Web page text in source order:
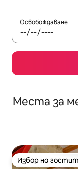
Освобождаване
Места за
Избор на
Избор на